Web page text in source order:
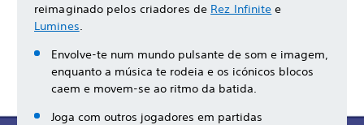
reimaginado pelos criadores de Rez Infinite e
Lumines.
Envolve-te num mundo pulsante de som e imagem,
enquanto a música te rodeia e os icónicos blocos
caem e movem-se ao ritmo da batida.
Joga com outros jogadores em partidas